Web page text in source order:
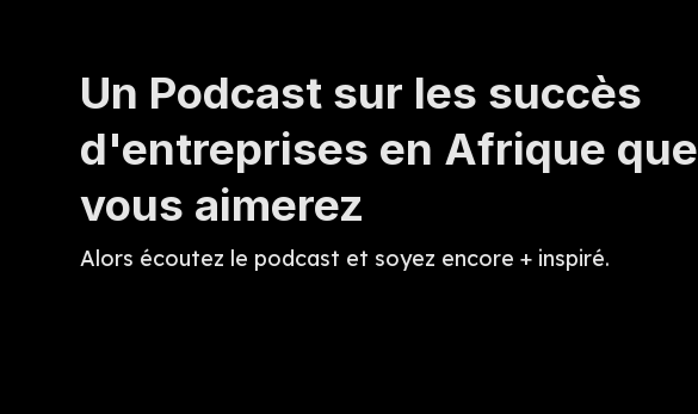
Un Podcast sur les succès
d'entreprises en Afrique que
vous aimerez
Alors écoutez le podcast et soyez encore + inspiré.